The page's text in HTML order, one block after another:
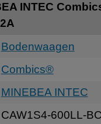
INTEC
Bodenwaagen
Combics®
MINEBEA INTEC
CAW1S4-600LL-